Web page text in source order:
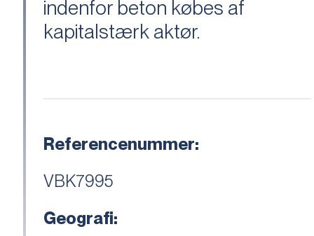
indenfor beton købes af
kapitalstærk aktør.
Referencenummer:
VBK7995
Geografi: